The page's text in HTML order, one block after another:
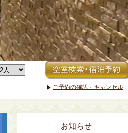
ご予約の確認・キャンセル
お知らせ